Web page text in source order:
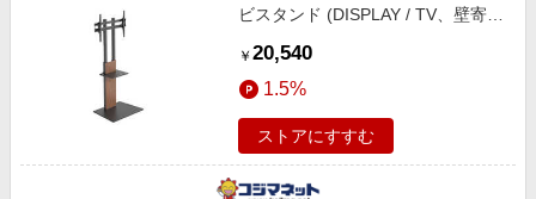
ビスタンド (DISPLAY / TV、壁寄せ
￥ 20,540
1.5%
ストアにすすむ